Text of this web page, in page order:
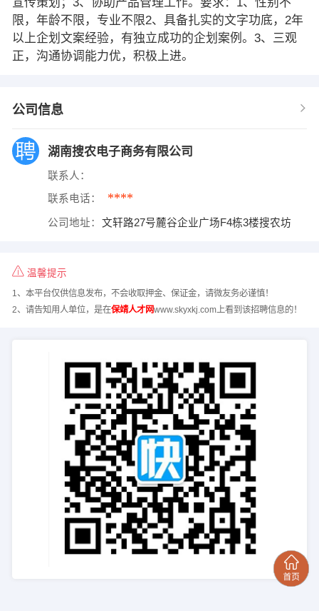
限，年龄不限，专业不限2、具备扎实的文字功底，2年
以上企划文案经验，有独立成功的企划案例。3、三观
正，沟通协调能力优，积极上进。
公司信息
湖南搜农电子商务有限公司
联系人：
联系电话： ****
公司地址： 文轩路27号麓谷企业广场F4栋3楼搜农坊
温馨提示
1、本平台仅供信息发布，不会收取押金、保证金，请微友务必谨慎！
2、请告知用人单位，是在保靖人才网www.skyxkj.com上看到该招聘信息的！